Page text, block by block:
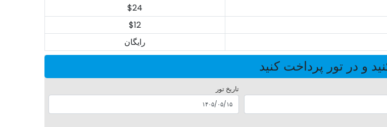
$24
$12
رایگان
و در تور پرداخت کنید
تاریخ تور